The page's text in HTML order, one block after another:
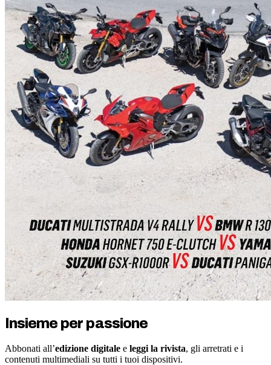
Insieme per passione
Abbonati all’edizione digitale e leggi la rivista, gli arretrati e i
contenuti multimediali su tutti i tuoi dispositivi.